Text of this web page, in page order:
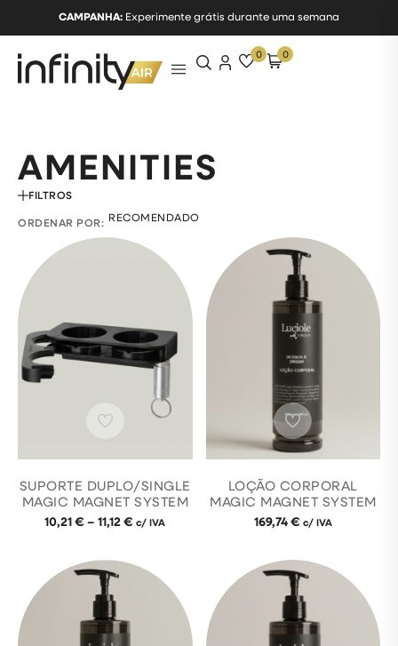
CAMPANHA: Experimente grátis durante uma semana
0 0
AMENITIES
FILTROS
ORDENAR POR:
SUPORTE DUPLO/SINGLE
MAGIC MAGNET SYSTEM
10,21€ – 11,12€ c/ IVA
LOÇÃO CORPORAL
MAGIC MAGNET SYSTEM
169,74€ c/ IVA